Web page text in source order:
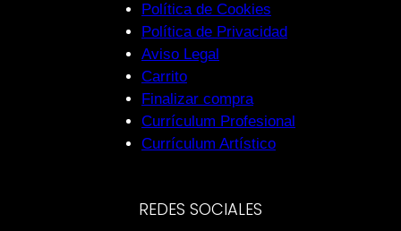
Política de Cookies
Política de Privacidad
Aviso Legal
Carrito
Finalizar compra
Currículum Profesional
Currículum Artístico
REDES SOCIALES